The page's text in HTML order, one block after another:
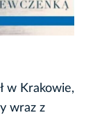
w Krakowie,
wraz z